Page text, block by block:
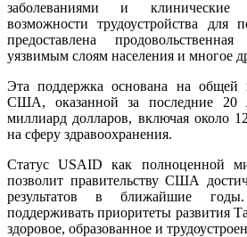
заболеваниями и клинические
возможности трудоустройства для
предоставлена
уязвимым слоям населения и многое
Эта поддержка основана на общей
США, оказанной за последние 20
миллиард долларов, включая около
на сферу здравоохранения.
Статус USAID как полноценной
позволит правительству США
результатов в ближайшие
поддерживать приоритеты развития
здоровое, образованное и